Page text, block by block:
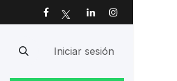
Iniciar sesión